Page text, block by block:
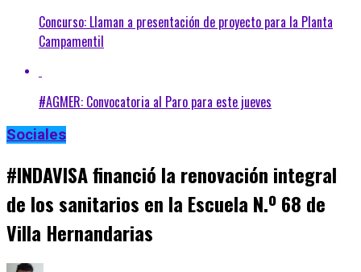
Concurso: Llaman a presentación de proyecto para la Planta
Campamentil
#AGMER: Convocatoria al Paro para este jueves
Sociales
#INDAVISA financió la renovación integral
de los sanitarios en la Escuela N.º 68 de
Villa Hernandarias